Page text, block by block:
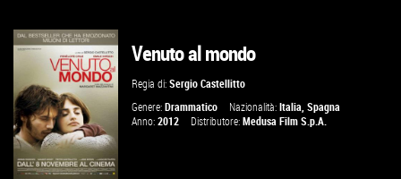
VAI ALLA SCHEDA
Venuto al mondo
Regia di:Sergio Castellitto
Genere:Drammatico Nazionalità:Italia ,Spagna
Anno:2012 Distributore:Medusa Film S.p.A.